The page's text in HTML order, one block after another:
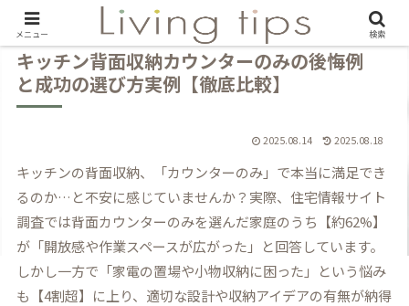
キッチン背面収納カウンターのみの後悔例
と成功の選び方実例【徹底比較】
2025.08.14 2025.08.18
キッチンの背面収納、「カウンターのみ」で本当に満足でき
るのか…と不安に感じていませんか？実際、住宅情報サイト
調査では背面カウンターのみを選んだ家庭のうち【約62%】
が「開放感や作業スペースが広がった」と回答しています。
しかし一方で「家電の置場や小物収納に困った」という悩み
も【4割超】に上り、適切な設計や収納アイデアの有無が納得
メニュー 検索